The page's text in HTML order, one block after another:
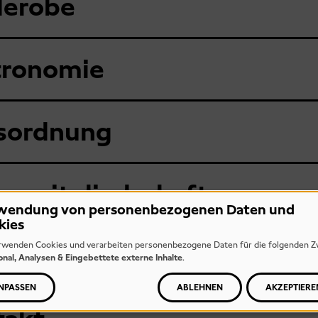
& Praktika
von personenbezogenen Daten und
Cookies und verarbeiten personenbezogene Daten für die folgenden
Analysen & Eingebettete externe Inhalte.
ABLEHNEN